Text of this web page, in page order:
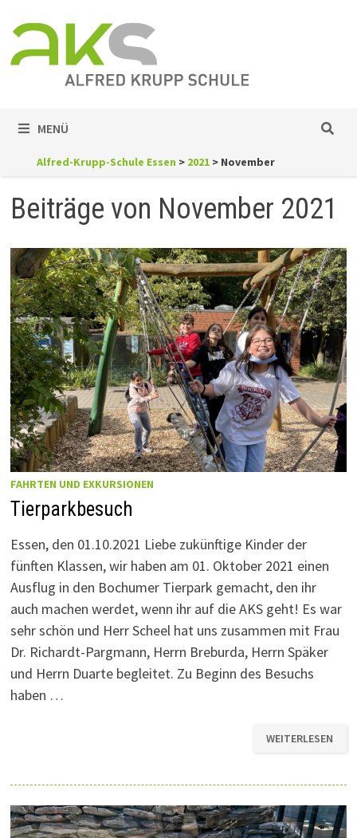
Inhalt
springen
MENÜ
Alfred-Krupp-Schule Essen > 2021 > November
Beiträge von November 2021
FAHRTEN UND EXKURSIONEN
Tierparkbesuch
Essen, den 01.10.2021 Liebe zukünftige Kinder der
fünften Klassen, wir haben am 01. Oktober 2021 einen
Ausflug in den Bochumer Tierpark gemacht, den ihr
auch machen werdet, wenn ihr auf die AKS geht! Es war
sehr schön und Herr Scheel hat uns zusammen mit Frau
Dr. Richardt-Pargmann, Herrn Breburda, Herrn Späker
und Herrn Duarte begleitet. Zu Beginn des Besuchs
haben …
WEITERLESEN